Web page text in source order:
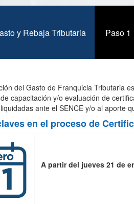
y Rebaja Tributaria (solapa activa)
Paso 1
del Gasto de Franquicia Tributaria
capacitación y/o evaluación de
ante el SENCE y/o al aporte
en el proceso de
A partir del jueves 21 de